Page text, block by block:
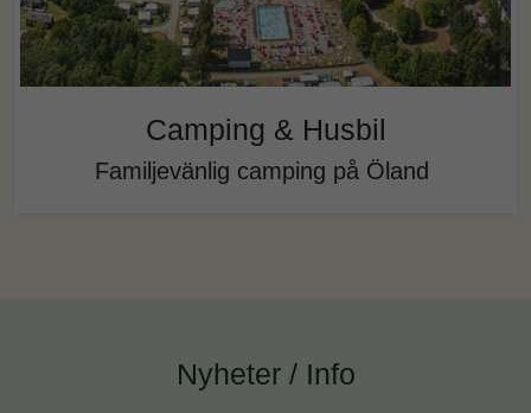
Camping & Husbil
Familjevänlig camping på Öland
Nyheter / Info